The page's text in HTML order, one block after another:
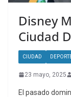
Disney
Ciudad
CIUDAD
23 mayo, 2025
El pasado